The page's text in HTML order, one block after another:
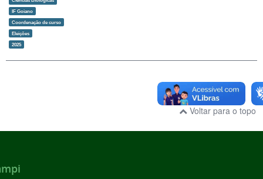
IF Goiano
Coordenação de curso
Eleições
2025
Voltar para o topo